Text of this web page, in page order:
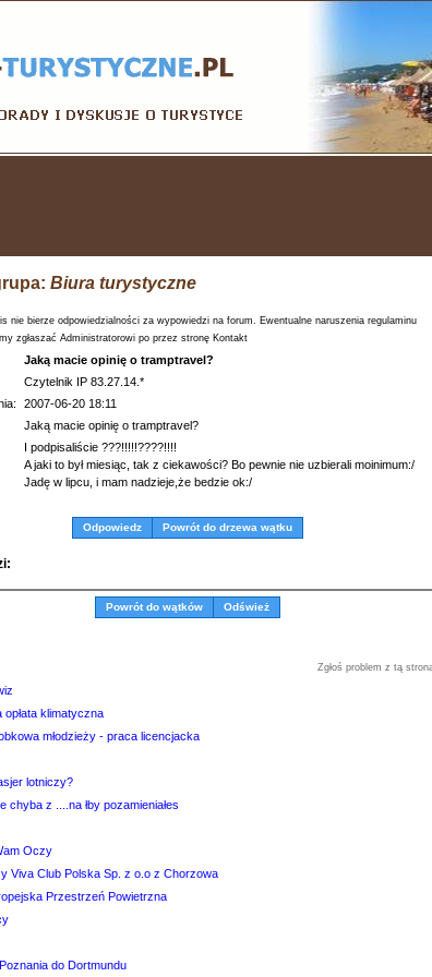
Biura turystyczne
nie bierze odpowiedzialności za wypowiedzi na forum. Ewentualne naruszenia regulaminu
zgłaszać Administratorowi po przez stronę Kontakt
Jaką macie opinię o tramptravel?
Czytelnik IP 83.27.14.*
2007-06-20 18:11
Jaką macie opinię o tramptravel?
I podpisaliście ???!!!!!????!!!!
A jaki to był miesiąc, tak z ciekawości? Bo pewnie nie uzbierali moinimum:/
Jadę w lipcu, i mam nadzieje,że bedzie ok:/
Odpowiedz Powrót do drzewa wątku
Powrót do wątków Odśwież
Zgłoś problem z tą
klimatyczna
młodzieży - praca licencjacka
lotniczy?
chyba z ....na łby pozamieniałes
Oczy
Viva Club Polska Sp. z o.o z Chorzowa
Przestrzeń Powietrzna
do Dortmundu